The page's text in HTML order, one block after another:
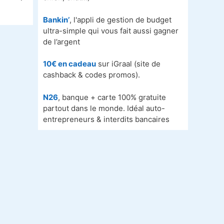
Bankin’, l'appli de gestion de budget
ultra-simple qui vous fait aussi gagner
de l’argent
10€ en cadeau sur iGraal (site de
cashback & codes promos).
N26, banque + carte 100% gratuite
partout dans le monde. Idéal auto-
entrepreneurs & interdits bancaires